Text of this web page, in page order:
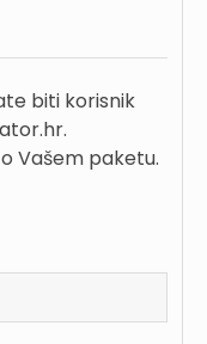
biti korisnik
Vašem paketu.